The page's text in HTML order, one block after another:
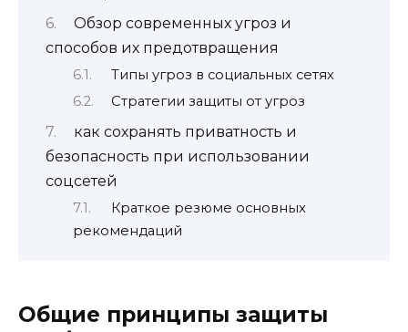
Обзор современных угроз и
способов их предотвращения
Типы угроз в социальных сетях
Стратегии защиты от угроз
как сохранять приватность и
безопасность при использовании
соцсетей
Краткое резюме основных
рекомендаций
Общие принципы защиты